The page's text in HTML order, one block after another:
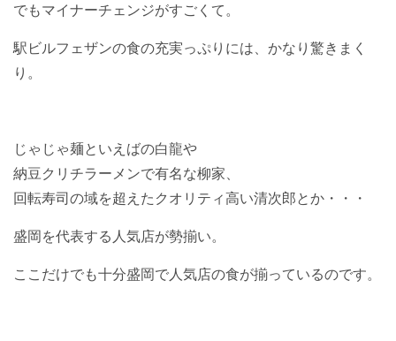
でもマイナーチェンジがすごくて。
駅ビルフェザンの食の充実っぷりには、かなり驚きまく
り。
じゃじゃ麺といえばの白龍や
納豆クリチラーメンで有名な柳家、
回転寿司の域を超えたクオリティ高い清次郎とか・・・
盛岡を代表する人気店が勢揃い。
ここだけでも十分盛岡で人気店の食が揃っているのです。